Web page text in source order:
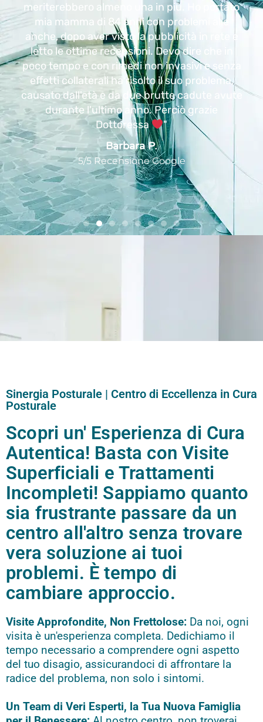
spossato. Queste terapie con l’Ozono mi
aiutano moltissimo a riequilibrare le mie
energie e a gestire molto meglio la fatica! Mi
complimento con gli addetti del Centro!
Personale giovane e molto qualificato,
consiglio di provare per credere!"
Enrico Barbuti
5/5 Recensione Google
Sinergia Posturale | Centro di Eccellenza in Cura
Posturale
Scopri un' Esperienza di Cura
Autentica! Basta con Visite
Superficiali e Trattamenti
Incompleti! Sappiamo quanto
sia frustrante passare da un
centro all'altro senza trovare
vera soluzione ai tuoi
problemi. È tempo di
cambiare approccio.
Visite Approfondite, Non Frettolose: Da noi, ogni
visita è un'esperienza completa. Dedichiamo il
tempo necessario a comprendere ogni aspetto
del tuo disagio, assicurandoci di affrontare la
radice del problema, non solo i sintomi.
Un Team di Veri Esperti, la Tua Nuova Famiglia